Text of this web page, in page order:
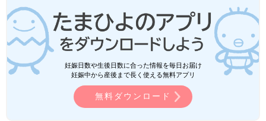
妊娠日数や生後日数に合った情報を毎日お届け
妊娠中から産後まで長く使える無料アプリ
無料ダウンロード